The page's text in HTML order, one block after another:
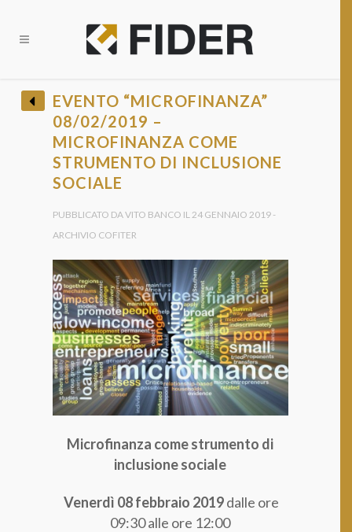
EVENTO “MICROFINANZA”
08/02/2019 –
MICROFINANZA COME
STRUMENTO DI INCLUSIONE
SOCIALE
PUBBLICATO DA VITO BANCO IL 24 GENNAIO 2019 -
ARCHIVIO COFITER
Microfinanza come strumento di
inclusione sociale
Venerdì 08 febbraio 2019dalle ore
09:30 alle ore 12:00
BANDI E OPPORTUNITÀ FINANZIARIE?
• Ricevi tutti gli Aggiornamenti •
Provincia *
Categoria professionale *
Autorizzo il trattamento dei miei dati personali *
ai sensi del D.Lgs. 196/2003 e del Regolamento (UE)
2016/679 GDPRInformativa sulla Privacy